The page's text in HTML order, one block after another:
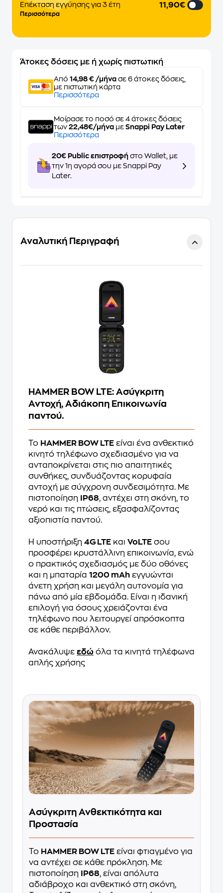
Επέκταση εγγύησης για 3 έτη
Περισσότερα
11,90€
Άτοκες δόσεις με ή χωρίς πιστωτική
Από 14,98 € /μήνα σε 6 άτοκες δόσεις,
με πιστωτική κάρτα
Περισσότερα
Μοίρασε το ποσό σε 4 άτοκες δόσεις
των 22,48€/μήνα με Snappi Pay Later
Περισσότερα
20€ Public επιστροφή στο Wallet, με
την 1η αγορά σου με Snappi Pay
Later.
Αναλυτική Περιγραφή
HAMMER BOW LTE: Ασύγκριτη
Αντοχή, Αδιάκοπη Επικοινωνία
παντού.
Το HAMMER BOW LTE είναι ένα ανθεκτικό
κινητό τηλέφωνο σχεδιασμένο για να
ανταποκρίνεται στις πιο απαιτητικές
συνθήκες, συνδυάζοντας κορυφαία
αντοχή με σύγχρονη συνδεσιμότητα. Με
πιστοποίηση
IP68, αντέχει στη σκόνη, το
νερό και τις πτώσεις, εξασφαλίζοντας
αξιοπιστία παντού.
Η υποστήριξη 4G LTE και VoLTE σου
προσφέρει κρυστάλλινη επικοινωνία, ενώ
ο πρακτικός σχεδιασμός με δύο οθόνες
και η μπαταρία 1200 mAh εγγυώνται
άνετη χρήση και μεγάλη αυτονομία για
πάνω από μία εβδομάδα. Είναι η ιδανική
επιλογή για όσους χρειάζονται ένα
τηλέφωνο που λειτουργεί απρόσκοπτα
σε κάθε περιβάλλον.
Ανακάλυψε εδώ όλα τα κινητά τηλέφωνα
απλής χρήσης
Ασύγκριτη Ανθεκτικότητα και
Προστασία
Το HAMMER BOW LTE είναι φτιαγμένο για
να αντέχει σε κάθε πρόκληση. Με
πιστοποίηση
IP68, είναι απόλυτα
αδιάβροχο και ανθεκτικό στη σκόνη,